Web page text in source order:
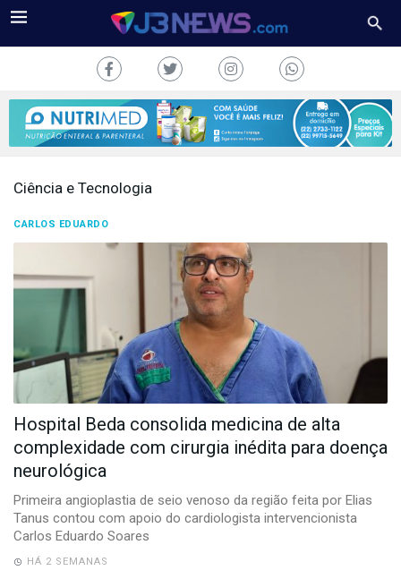
COLUNAS
CONOSCO
Copyright
2024
Desenvolvido
por
Hesea
Tecnologia
Sistemas
Ciência e Tecnologia
CARLOS EDUARDO
Hospital Beda consolida medicina de alta
complexidade com cirurgia inédita para doença
neurológica
Primeira angioplastia de seio venoso da região feita por Elias
Tanus contou com apoio do cardiologista intervencionista
Carlos Eduardo Soares
HÁ 2 SEMANAS